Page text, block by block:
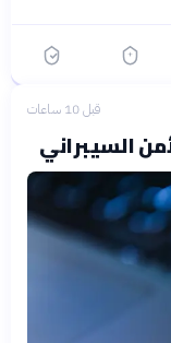
قبل 10 ساعات
السيبراني